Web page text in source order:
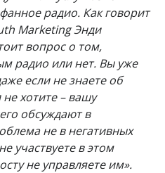
радио. Как говорит
Marketing Энди
вопрос о том,
радио или нет. Вы уже
если не знаете об
хотите – вашу
обсуждают в
не в негативных
участвуете в этом
не управляете им».